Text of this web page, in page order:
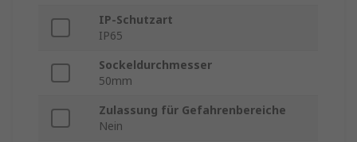
IP-Schutzart
IP65
Sockeldurchmesser
50mm
Zulassung für Gefahrenbereiche
Nein